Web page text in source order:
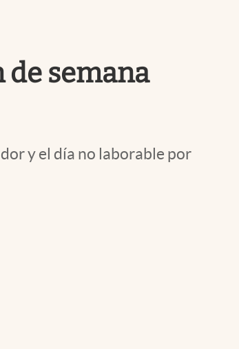
de semana
y el día no laborable por